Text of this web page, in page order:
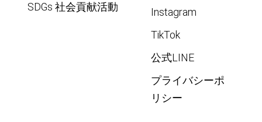
SDGs 社会貢献活動
Instagram
TikTok
公式LINE
プライバシーポ
リシー